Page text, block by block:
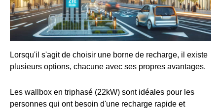
Lorsqu'il s'agit de choisir une borne de recharge, il existe
plusieurs options, chacune avec ses propres avantages.
Les wallbox en triphasé (22kW) sont idéales pour les
personnes qui ont besoin d'une recharge rapide et